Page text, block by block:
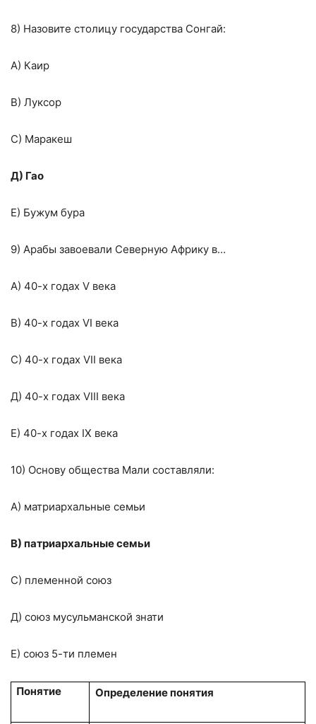
8) Назовите столицу государства Сонгай:
А) Каир
В) Луксор
С) Маракеш
Д) Гао
Е) Бужум бура
9) Арабы завоевали Северную Африку в…
А) 40-х годах V века
В) 40-х годах VI века
С) 40-х годах VII века
Д) 40-х годах VIII века
Е) 40-х годах IX века
10) Основу общества Мали составляли:
А) матриархальные семьи
В) патриархальные семьи
С) племенной союз
Д) союз мусульманской знати
Е) союз 5-ти племен
Понятие Определение понятия